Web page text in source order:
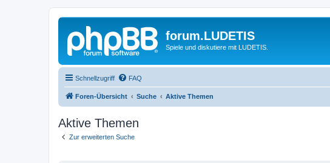
forum.LUDETIS
Spiele und diskutiere mit LUDETIS.
Schnellzugriff FAQ
Foren-Übersicht Suche Aktive Themen
Aktive Themen
Zur erweiterten Suche